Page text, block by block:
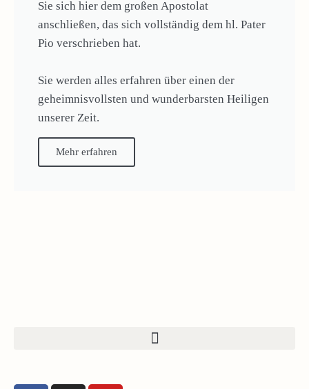
Sie sich hier dem großen Apostolat
anschließen, das sich vollständig dem hl. Pater
Pio verschrieben hat.
Sie werden alles erfahren über einen der
geheimnisvollsten und wunderbarsten Heiligen
unserer Zeit.
Mehr erfahren